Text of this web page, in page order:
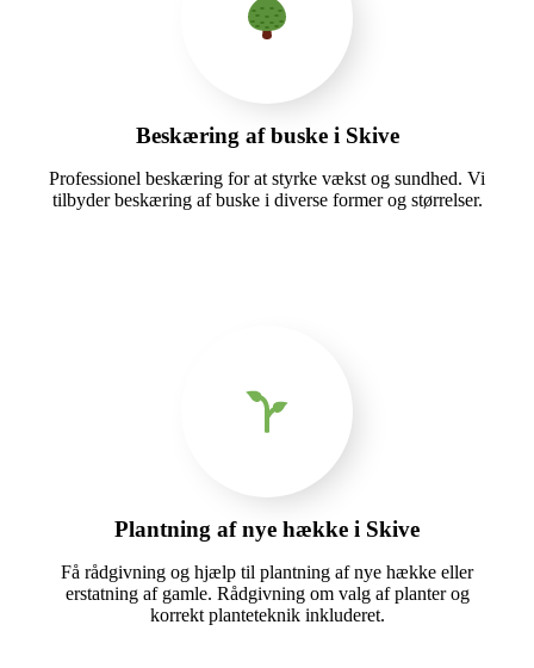
Beskæring af buske i Skive
Professionel beskæring for at styrke vækst og sundhed. Vi
tilbyder beskæring af buske i diverse former og størrelser.
Plantning af nye hække i Skive
Få rådgivning og hjælp til plantning af nye hække eller
erstatning af gamle. Rådgivning om valg af planter og
korrekt planteteknik inkluderet.